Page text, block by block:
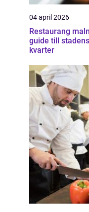
04 april 2026
Restaurang
guide till
kvarter